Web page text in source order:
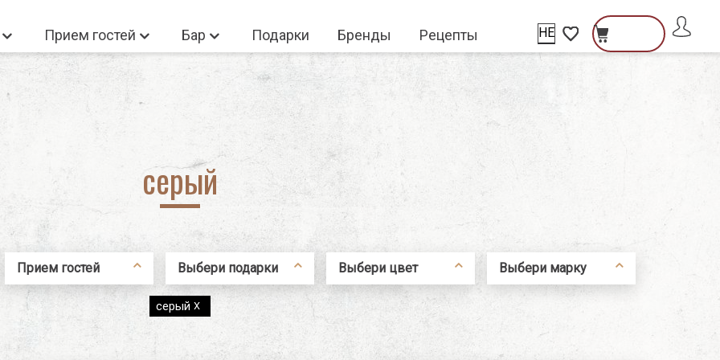
HE
פתיחת
פתיחת
חלונית
פתיחת
למשתמש
Прием гостей Бар Подарки Бренды Рецепты
Не помню пароль
Новый пользователь\гость
Новый пользователь
Регистрация
серый
Прием гостей
Тарелки и миски
Посуда для
сервировки блюд
Выбери подарки
Для домашнего
В новый дом
Выбери цвет
Кремовый
Красный
Черный
Выбери марку
Degrenne
серый X